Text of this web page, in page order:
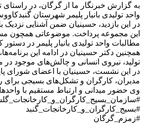
به گزارش خبرنگار ما از گرگان، در
واحد تولیدی بانیار پلیمر شهرستان
در این بازدید، حسینیان ضمن آشنایی
این مجموعه پرداخت. موضوعاتی همچون
مطالبات واحد تولیدی بانیار پلیمر در
همچنین دکتر حسینیان در ادامه این
تولید، نیروی انسانی و چالش‌های موجود
در این نشست، حسینیان با اعضای شورای
مدیران، کارگران و تشکل‌های بسیجی برای
وی حضور میدانی و ارتباط مستقیم با
#بسیج_کارگران_و_کارخانجات_گنبد
#زمزم_گرگان